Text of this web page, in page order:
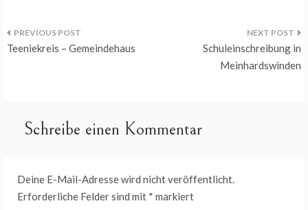
Beitragsnavigation
Teeniekreis – Gemeindehaus
Schuleinschreibung in
Meinhardswinden
Schreibe einen Kommentar
Deine E-Mail-Adresse wird nicht veröffentlicht.
Erforderliche Felder sind mit * markiert